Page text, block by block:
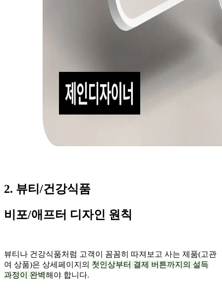
2. 뷰티/건강식품
비포/애프터 디자인 원칙
뷰티나 건강식품처럼 고객이 꼼꼼히 따져보고 사는 제품(고관
여 상품)은 상세페이지의 첫인상부터 결제 버튼까지의 설득
과정이 완벽해야 합니다.